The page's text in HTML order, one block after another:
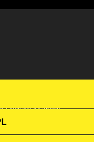
Enduro Kraków